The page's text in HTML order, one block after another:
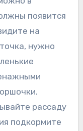
появится
на
нужно
рассаду
подкормите